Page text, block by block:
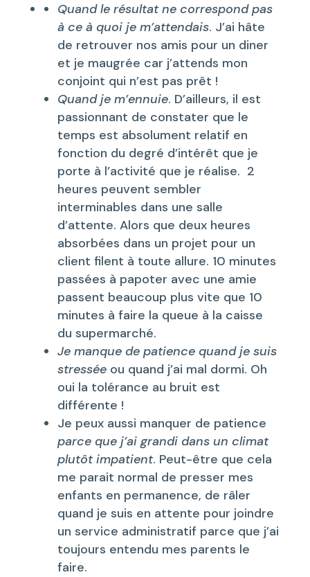
Quand le résultat ne correspond pas
à ce à quoi je m’attendais. J’ai hâte
de retrouver nos amis pour un diner
et je maugrée car j’attends mon
conjoint qui n’est pas prêt !
Quand je m’ennuie. D’ailleurs, il est
passionnant de constater que le
temps est absolument relatif en
fonction du degré d’intérêt que je
porte à l’activité que je réalise. 2
heures peuvent sembler
interminables dans une salle
d’attente. Alors que deux heures
absorbées dans un projet pour un
client filent à toute allure. 10 minutes
passées à papoter avec une amie
passent beaucoup plus vite que 10
minutes à faire la queue à la caisse
du supermarché.
Je manque de patience quand je suis
stresséeou quand j’ai mal dormi. Oh
oui la tolérance au bruit est
différente !
Je peux aussi manquer de patience
parce que j’ai grandi dans un climat
plutôt impatient. Peut-être que cela
me parait normal de presser mes
enfants en permanence, de râler
quand je suis en attente pour joindre
un service administratif parce que j’ai
toujours entendu mes parents le
faire.